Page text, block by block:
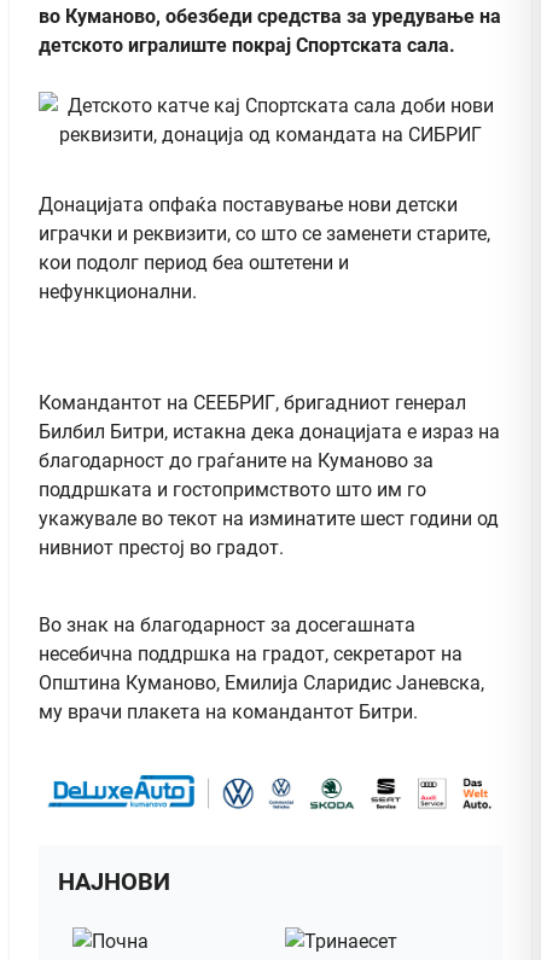
во Куманово, обезбеди средства за уредување на
детското игралиште покрај Спортската сала.
Донацијата опфаќа поставување нови детски
играчки и реквизити, со што се заменети старите,
кои подолг период беа оштетени и
нефункционални.
Командантот на СЕЕБРИГ, бригадниот генерал
Билбил Битри, истакна дека донацијата е израз на
благодарност до граѓаните на Куманово за
поддршката и гостопримството што им го
укажувале во текот на изминатите шест години од
нивниот престој во градот.
Во знак на благодарност за досегашната
несебична поддршка на градот, секретарот на
Општина Куманово, Емилија Сларидис Јаневска,
му врачи плакета на командантот Битри.
НАЈНОВИ